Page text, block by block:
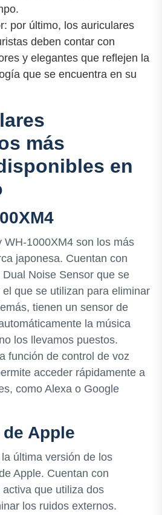
por último, los auriculares
deben contar con
y elegantes que reflejen la
que se encuentra en su
más
en
WH-1000XM4 son los más
japonesa. Cuentan con
Noise Sensor que se
que se utilizan para eliminar
tienen un sensor de
la música
los llevamos puestos.
función de control de voz
acceder rápidamente a
como Alexa o Google
Apple
última versión de los
Apple. Cuentan con
que utiliza dos
los ruidos externos.